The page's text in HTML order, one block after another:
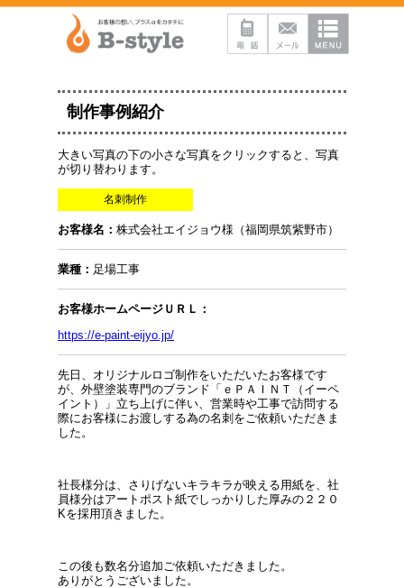
制作事例紹介
大きい写真の下の小さな写真をクリックすると、写真
が切り替わります。
名刺制作
お客様名： 株式会社エイジョウ様（福岡県筑紫野市）
業種： 足場工事
お客様ホームページＵＲＬ：
https://e-paint-eijyo.jp/
先日、オリジナルロゴ制作をいただいたお客様です
が、外壁塗装専門のブランド「ｅＰＡＩＮＴ（イーペ
イント）」立ち上げに伴い、営業時や工事で訪問する
際にお客様にお渡しする為の名刺をご依頼いただきま
した。
社長様分は、さりげないキラキラが映える用紙を、社
員様分はアートポスト紙でしっかりした厚みの２２０
Kを採用頂きました。
この後も数名分追加ご依頼いただきました。
ありがとうございました。